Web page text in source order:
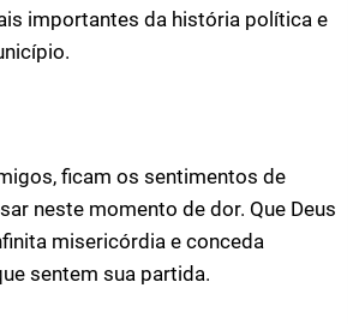
importantes da história política e
ficam os sentimentos de
neste momento de dor. Que Deus
misericórdia e conceda
sentem sua partida.